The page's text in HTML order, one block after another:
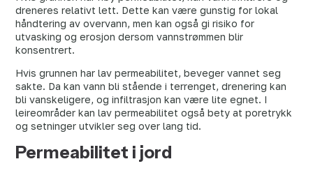
dreneres relativt lett. Dette kan være gunstig for lokal
håndtering av overvann, men kan også gi risiko for
utvasking og erosjon dersom vannstrømmen blir
konsentrert.
Hvis grunnen har lav permeabilitet, beveger vannet seg
sakte. Da kan vann bli stående i terrenget, drenering kan
bli vanskeligere, og infiltrasjon kan være lite egnet. I
leireområder kan lav permeabilitet også bety at poretrykk
og setninger utvikler seg over lang tid.
Permeabilitet i jord